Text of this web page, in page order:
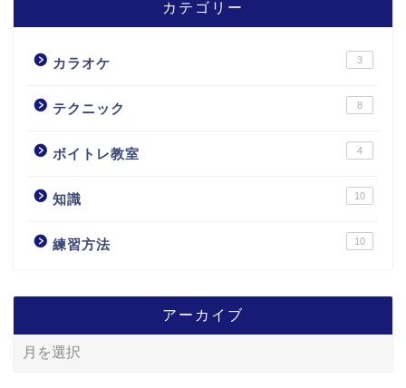
カテゴリー
カラオケ 3
テクニック 8
ボイトレ教室 4
知識 10
練習方法 10
アーカイブ